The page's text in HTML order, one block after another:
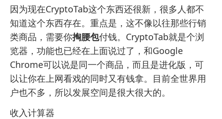
因为现在CryptoTab这个东西还很新，很多人都不
知道这个东西存在。重点是，这不像以往那些行销
类商品，需要你掏腰包付钱。CryptoTab就是个浏
览器，功能也已经在上面说过了，和Google
Chrome可以说是同一个商品，而且是进化版，可
以让你在上网看戏的同时又有钱拿。目前全世界用
户也不多，所以发展空间是很大很大的。
收入计算器